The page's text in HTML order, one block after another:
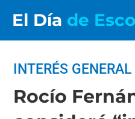
El Día de
INTERÉS GENERAL
Rocío